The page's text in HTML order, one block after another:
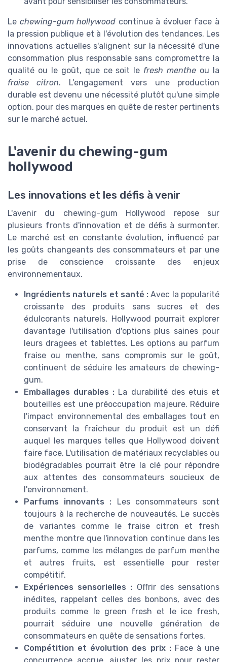
Le chewing-gum hollywood continue à évoluer face à
la pression publique et à l'évolution des tendances. Les
innovations actuelles s'alignent sur la nécessité d'une
consommation plus responsable sans compromettre la
qualité ou le goût, que ce soit le fresh menthe ou la
fraise citron. L'engagement vers une production
durable est devenu une nécessité plutôt qu'une simple
option, pour des marques en quête de rester pertinents
sur le marché actuel.
L'avenir du chewing-gum
hollywood
Les innovations et les défis à venir
L'avenir du chewing-gum Hollywood repose sur
plusieurs fronts d'innovation et de défis à surmonter.
Le marché est en constante évolution, influencé par
les goûts changeants des consommateurs et par une
prise de conscience croissante des enjeux
environnementaux.
Ingrédients naturels et santé : Avec la popularité
croissante des produits sans sucres et des
édulcorants naturels, Hollywood pourrait explorer
davantage l'utilisation d'options plus saines pour
leurs dragees et tablettes. Les options au parfum
fraise ou menthe, sans compromis sur le goût,
continuent de séduire les amateurs de chewing-
gum.
Emballages durables : La durabilité des etuis et
bouteilles est une préoccupation majeure. Réduire
l'impact environnemental des emballages tout en
conservant la fraîcheur du produit est un défi
auquel les marques telles que Hollywood doivent
faire face. L'utilisation de matériaux recyclables ou
biodégradables pourrait être la clé pour répondre
aux attentes des consommateurs soucieux de
l'environnement.
Parfums innovants : Les consommateurs sont
toujours à la recherche de nouveautés. Le succès
de variantes comme le fraise citron et fresh
menthe montre que l'innovation continue dans les
parfums, comme les mélanges de parfum menthe
et autres fruits, est essentielle pour rester
compétitif.
Expériences sensorielles : Offrir des sensations
inédites, rappelant celles des bonbons, avec des
produits comme le green fresh et le ice fresh,
pourrait séduire une nouvelle génération de
consommateurs en quête de sensations fortes.
Compétition et évolution des prix :Face à une